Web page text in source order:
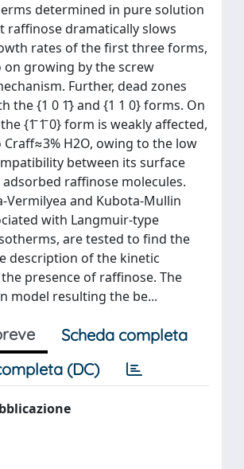
determined in pure solution
raffinose dramatically slows
rates of the first three forms,
on growing by the screw
Further, dead zones
the {1 0 1̄} and {1 1 0} forms. On
{1̄ 1̄ 0} form is weakly affected,
H2O, owing to the low
between its surface
raffinose molecules.
Vermilyea and Kubota-Mullin
with Langmuir-type
are tested to find the
description of the kinetic
presence of raffinose. The
model resulting the be...
Scheda completa
(DC)